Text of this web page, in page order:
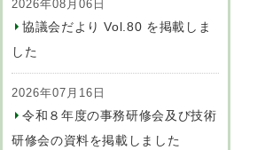
2026年08月06日
協議会だより Vol.80 を掲載しま
した
2026年07月16日
令和８年度の事務研修会及び技術
研修会の資料を掲載しました